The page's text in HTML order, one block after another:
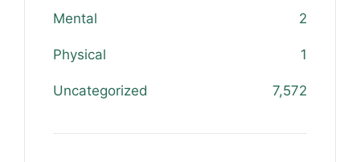
Mental 2
Physical 1
Uncategorized 7,572